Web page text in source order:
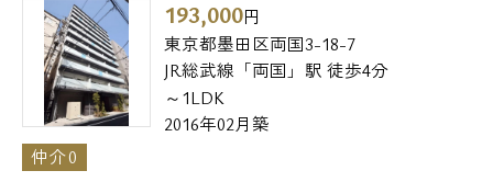
193,000円
東京都墨田区両国3-18-7
JR総武線「両国」駅 徒歩4分
～1LDK
2016年02月築
仲介0